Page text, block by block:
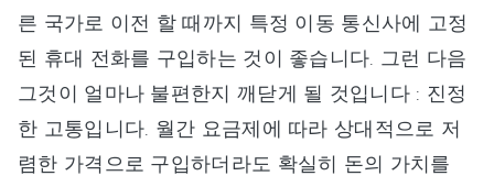
른 국가로 이전 할 때까지 특정 이동 통신사에 고정
된 휴대 전화를 구입하는 것이 좋습니다. 그런 다음
그것이 얼마나 불편한지 깨닫게 될 것입니다 : 진정
한 고통입니다. 월간 요금제에 따라 상대적으로 저
렴한 가격으로 구입하더라도 확실히 돈의 가치를